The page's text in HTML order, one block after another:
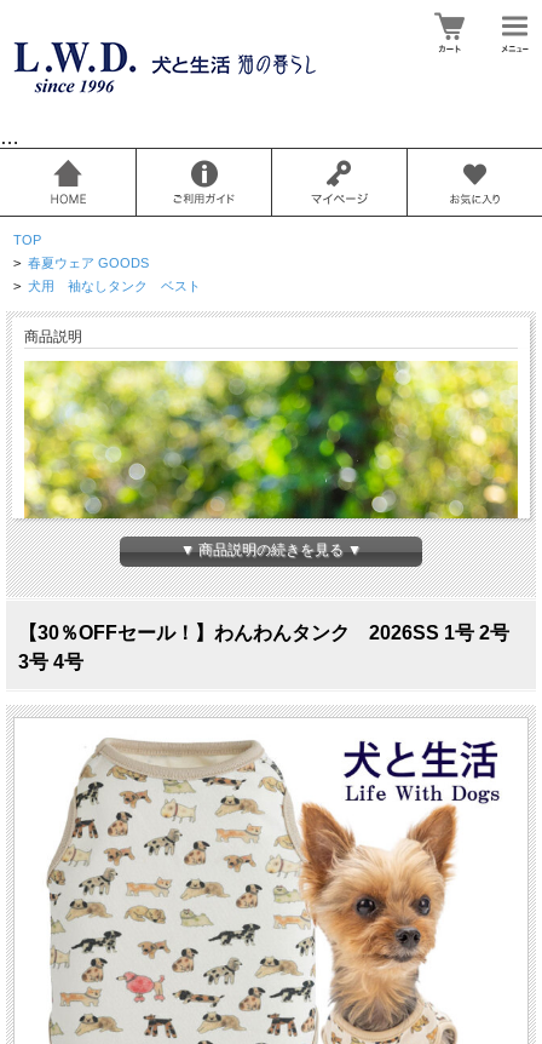
…
TOP
> 春夏ウェア GOODS
> 犬用 袖なしタンク ベスト
商品説明
わんわんタンク 1号～4号
▼ 商品説明の続きを見る ▼
【30％OFFセール！】わんわんタンク 2026SS 1号 2号
3号 4号